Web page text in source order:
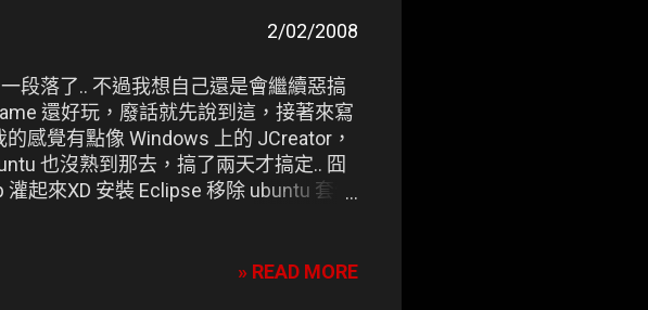
2/02/2008
段落了.. 不過我想自己還是會繼續惡搞
還好玩，廢話就先說到這，接著來寫
感覺有點像 Windows 上的 JCreator，
也沒熟到那去，搞了兩天才搞定.. 囧
起來XD 安裝 Eclipse 移除 ubuntu 套件
中文化 eclipse-SDK-3.2.1-linux-» READ MORE